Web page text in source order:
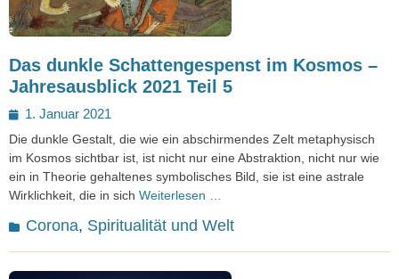
Das dunkle Schattengespenst im Kosmos –
Jahresausblick 2021 Teil 5
Posted
on
1. Januar 2021
Die dunkle Gestalt, die wie ein abschirmendes Zelt metaphysisch
im Kosmos sichtbar ist, ist nicht nur eine Abstraktion, nicht nur wie
ein in Theorie gehaltenes symbolisches Bild, sie ist eine astrale
Wirklichkeit, die in sich Weiterlesen …
Kategorien
Corona, Spiritualität und Welt